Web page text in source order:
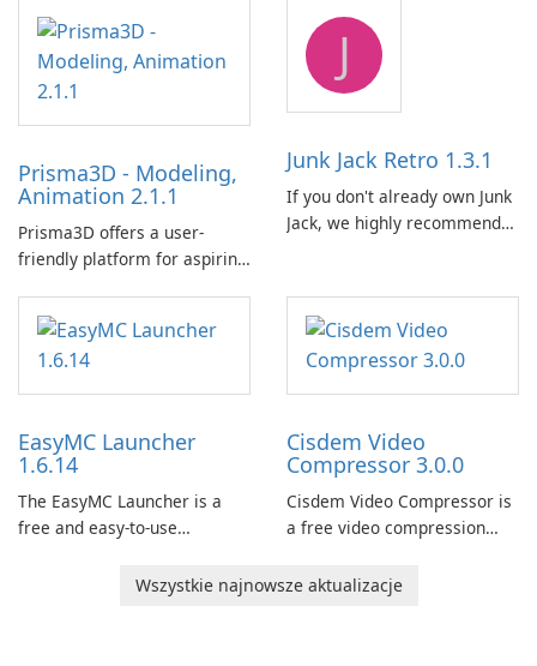
emulator built atop the
BlueStacks engine and tuned
for MSI hardware.
Prisma3D - Modeling,
Animation 2.1.1
Prisma3D offers a user-
friendly platform for aspiring
imagination to life. With a
wide range of tools and
features, this app allows
users to easily design 3D
captivating animated scenes.
J
Junk Jack Retro 1.3.1
If you don't already own Junk
Jack, we highly recommend
This game is where it all
began! Junk Jack Retro,
formerly known as Junk Jack,
EasyMC Launcher
1.6.14
The EasyMC Launcher is a
free and easy-to-use
developed by EasyMC. It
Cisdem Video
Compressor 3.0.0
Cisdem Video Compressor is
a free video compression
users to compress media
Wszystkie najnowsze aktualizacje